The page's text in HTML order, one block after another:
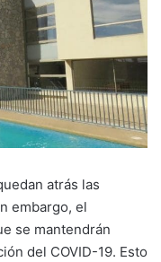
atrás las
embargo, el
se mantendrán
del COVID-19. Esto